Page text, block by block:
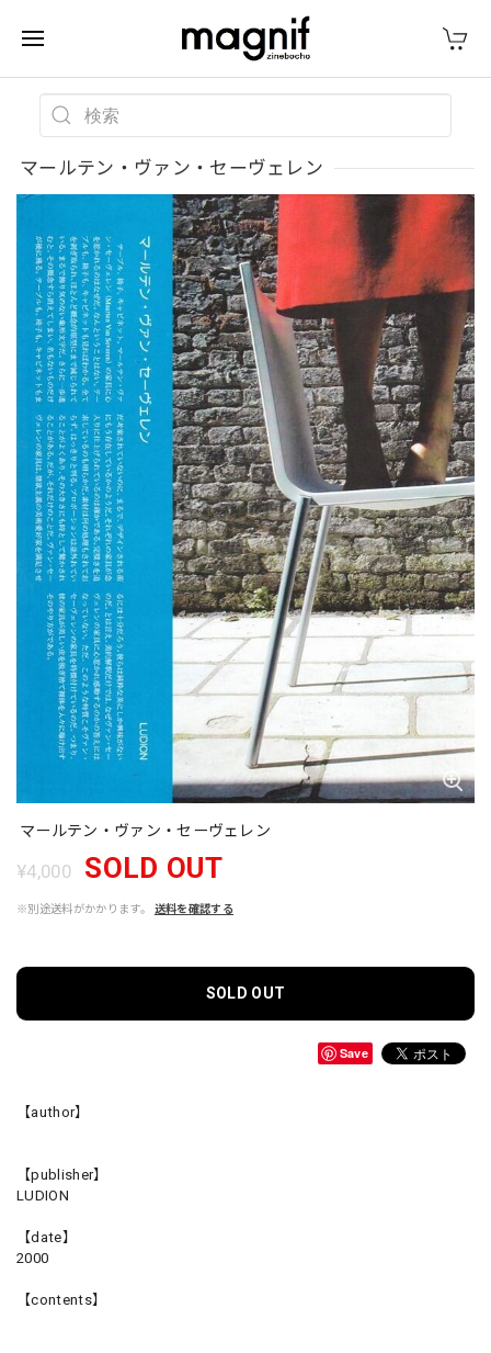
マールテン・ヴァン・セーヴェレン
マールテン・ヴァン・セーヴェレン
¥4,000 SOLD OUT
※別途送料がかかります。 送料を確認する
SOLD OUT
Save
【author】
【publisher】
LUDION
【date】
2000
【contents】